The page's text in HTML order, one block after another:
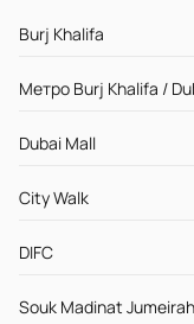
Burj Khalifa
Метро Burj Khalifa /
Dubai Mall
City Walk
DIFC
Souk Madinat Jumeirah